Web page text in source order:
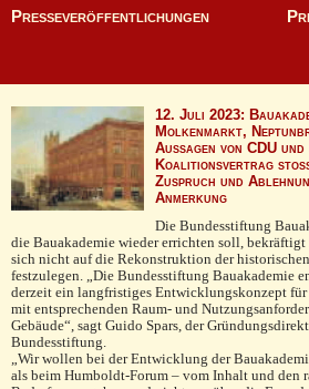
Presseveröffentlichungen
12. Juli 2023:
Molkenmarkt,
Aussagen von CDU und
Koalitionsvertrag
Zuspruch und
Anmerkung
Die Bundesstiftung
die Bauakademie wieder errichten soll,
sich nicht auf die Rekonstruktion der historischen
festzulegen. „Die Bundesstiftung Bauakademie
derzeit ein langfristiges Entwicklungskonzept
mit entsprechenden Raum- und
Gebäude“, sagt Guido Spars, der
Bundesstiftung.
„Wir wollen bei der Entwicklung der
als beim Humboldt-Forum – vom Inhalt und den